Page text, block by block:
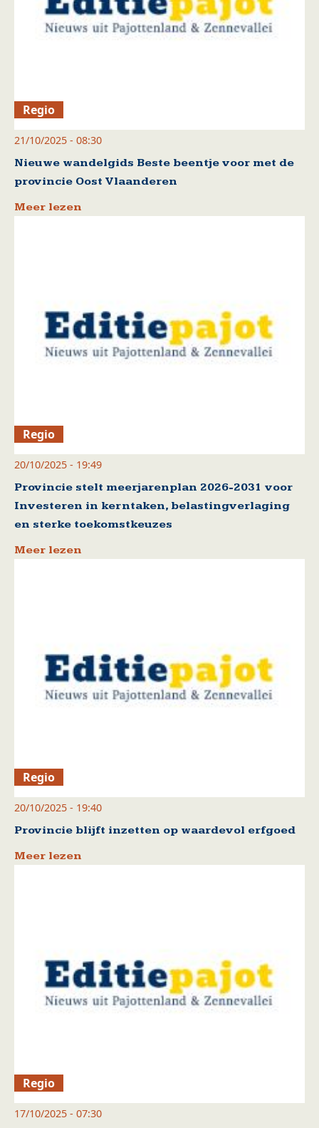
Regio
21/10/2025 - 08:30
Nieuwe wandelgids Beste beentje voor met de
provincie Oost Vlaanderen
Meer lezen
Regio
20/10/2025 - 19:49
Provincie stelt meerjarenplan 2026-2031 voor
Investeren in kerntaken, belastingverlaging
en sterke toekomstkeuzes
Meer lezen
Regio
20/10/2025 - 19:40
Provincie blijft inzetten op waardevol erfgoed
Meer lezen
Regio
17/10/2025 - 07:30